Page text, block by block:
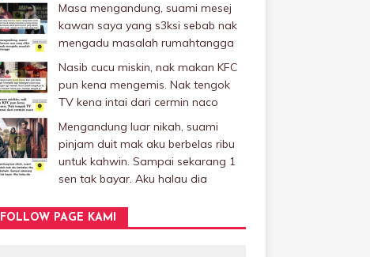
Masa mengandung, suami mesej
kawan saya yang s3ksi sebab nak
mengadu masalah rumahtangga
Nasib cucu miskin, nak makan KFC
pun kena mengemis. Nak tengok
TV kena intai dari cermin naco
Mengandung luar nikah, suami
pinjam duit mak aku berbelas ribu
untuk kahwin. Sampai sekarang 1
sen tak bayar. Aku halau dia
FOLLOW PAGE KAMI